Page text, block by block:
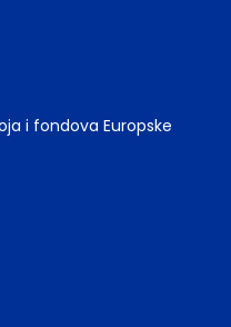
i fondova Europske